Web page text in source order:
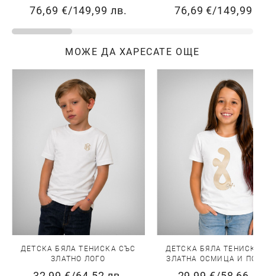
76,69 €/149,99 лв. 76,69 €/149,99
МОЖЕ ДА ХАРЕСАТЕ ОЩЕ
ДЕТСКА БЯЛА ТЕНИСКА СЪС
ЗЛАТНО ЛОГО
ДЕТСКА БЯЛА ТЕНИСКА
ЗЛАТНА ОСМИЦА И